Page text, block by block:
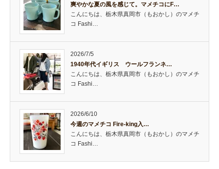
爽やかな夏の風を感じて。マメチコにF…
こんにちは、栃木県真岡市（もおかし）のマメチ
コ Fashi…
2026/7/5
1940年代イギリス ウールフランネ…
こんにちは、栃木県真岡市（もおかし）のマメチ
コ Fashi…
2026/6/10
今週のマメチコ Fire-king入…
こんにちは、栃木県真岡市（もおかし）のマメチ
コ Fashi…